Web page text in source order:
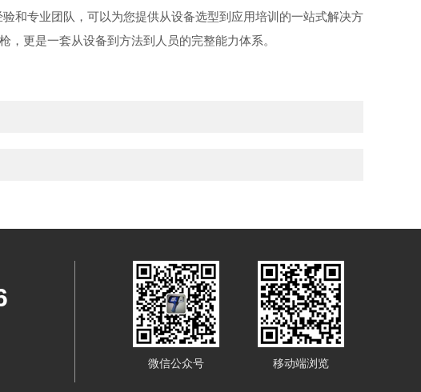
和专业团队，可以为您提供从设备选型到应用培训的一站式解决方
更是一套从设备到方法到人员的完整能力体系。
微信公众号 移动端浏览